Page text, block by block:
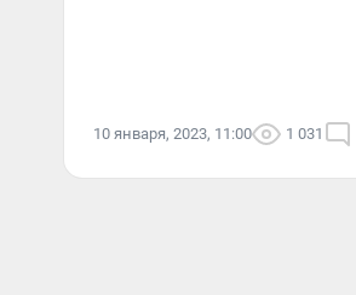
10 января, 2023, 11:00 1 031